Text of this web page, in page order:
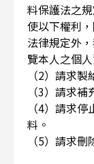
料保護法之
使以下權利
法律規定外
覽本人之個
（2）請求
（3）請求
（4）請求
料。
（5）請求